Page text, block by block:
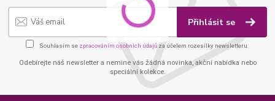
Přihlásit se
Souhlasím se zpracováním osobních údajů za účelem rozesílky newsletteru.
Odebírejte náš newsletter a nemine vás žádná novinka, akční nabídka nebo
speciální kolekce.